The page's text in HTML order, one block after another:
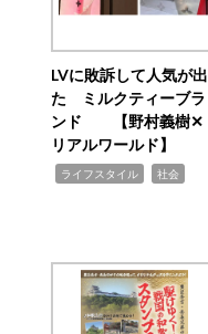
LVに敗訴して人気が出
た ミルクティーブラ
ンド 【野村義樹✕
リアルワールド】
ライフスタイル 社会